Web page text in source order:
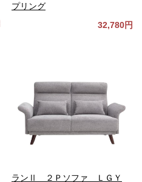
プリング
32,780円
ランⅡ ２Ｐソファ ＬＧＹ